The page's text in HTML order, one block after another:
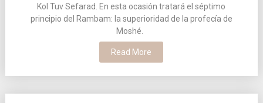
Kol Tuv Sefarad. En esta ocasión tratará el séptimo
principio del Rambam: la superioridad de la profecía de
Moshé.
Read More